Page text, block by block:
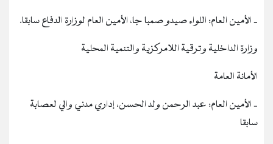
‐ الأمين العام: اللواء صيدو صمبا جا، الأمين العام لوزارة الدفاع سابقا.
وزارة الداخلية وترقية اللامركزية والتنمية المحلية
الأمانة العامة
‐ الأمين العام: عبد الرحمن ولد الحسن، إداري مدني والي لعصابة
سابقا